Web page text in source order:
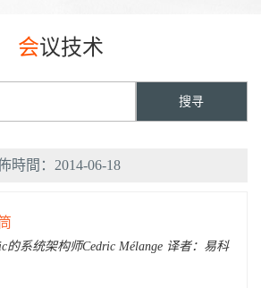
会议技术
時間：2014-06-18
的系统架构师Cedric Mélange 译者：易科